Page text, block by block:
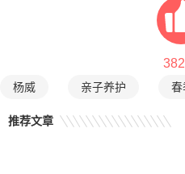
杨威 亲子养护 春
推荐文章